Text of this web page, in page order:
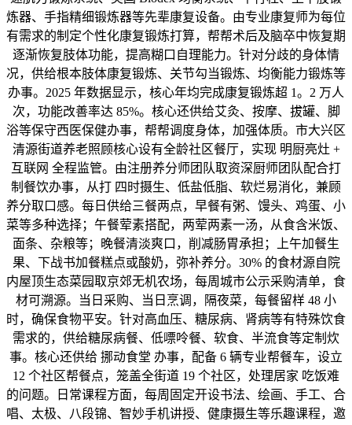
炼器、手指精细锻炼器等先辈康复设备。由专业康复师为每位
有需求的制定个性化康复锻炼打算，帮帮术后及脑卒中恢复期
逐渐恢复肢体功能，提高糊口自理能力。针对分歧的身体情
况，供给根本肢体康复锻炼、关节勾当锻炼、均衡能力锻炼等
办事。2025 年数据显示，核心年均完成康复锻炼超 1。2 万人
次，功能改善率达 85%。核心还供给艾灸、按摩、拔罐、脚
浴等保守西医保健办事，帮帮调度身体，加强体质。市大兴区
清源街道养老照顾核心设有全龄社区餐厅，实现 明厨亮灶 +
互联网 全程监管。由注册养分师团队取资深厨师团队配合打
制餐饮办事，从打 四时摄生、低盐低脂、软烂易消化，兼顾
养分取口感。每日供给三餐两点，早餐有粥、馒头、鸡蛋、小
菜等多种选择；午餐荤素搭配，两荤两素一汤，从食含米饭、
面条、杂粮等；晚餐清淡爽口，削减肠胃承担；上午加餐生
果、下战书加餐糕点或酸奶，弥补养分。30% 的食材源自院
内屋顶生态菜园取京郊无机农场，每周城市公示采购清单，食
材可溯源。当日采购、当日烹调，隔夜菜，每餐留样 48 小
时，确保食物平安。针对高血压、糖尿病、肾病等有特殊饮食
需求的，供给糖尿病餐、低嘌呤餐、软食、半流食等定制炊
事。核心还供给 挪动食堂 办事，配备 6 辆专业帮餐车，设立
12 个社区帮餐点，笼盖全街道 19 个社区，处理居家 吃饭难
的问题。日常课程方面，每周固定开设书法、绘画、手工、合
唱、太极、八段锦、智妙手机讲授、健康摄生等乐趣课程，邀